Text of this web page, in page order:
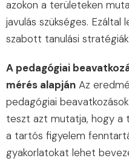
azokon a területeken
javulás szükséges.
szabott tanulási stratégiák
A pedagógiai
mérés alapján Az
pedagógiai
teszt azt mutatja, hogy a
a tartós figyelem
gyakorlatokat lehet